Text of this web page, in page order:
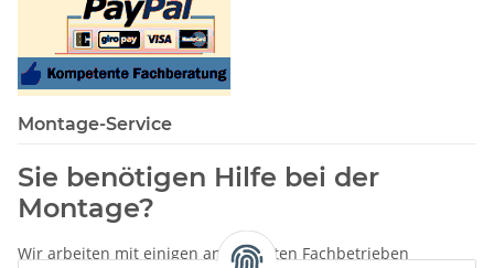
Montage-Service
Sie benötigen Hilfe bei der
Montage?
Wir arbeiten mit einigen anerkannten Fachbetrieben